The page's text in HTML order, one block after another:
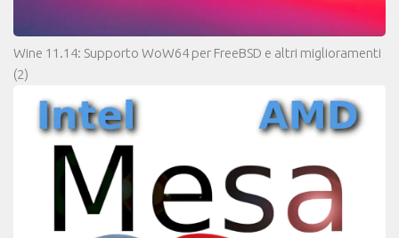
Wine 11.14: Supporto WoW64 per FreeBSD e altri miglioramenti
(2)